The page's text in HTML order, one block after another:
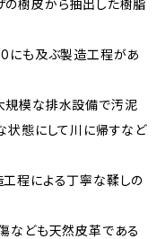
の樹皮から抽出した樹脂
にも及ぶ製造工程があ
規模な排水設備で汚泥
状態にして川に帰すなど
程による丁寧な鞣しの
なども天然皮革である